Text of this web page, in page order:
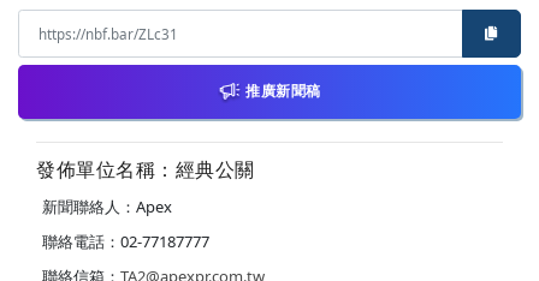
推廣新聞稿
發佈單位名稱：經典公關
新聞聯絡人：Apex
聯絡電話：02-77187777
聯絡信箱： TA2@apexpr.com.tw